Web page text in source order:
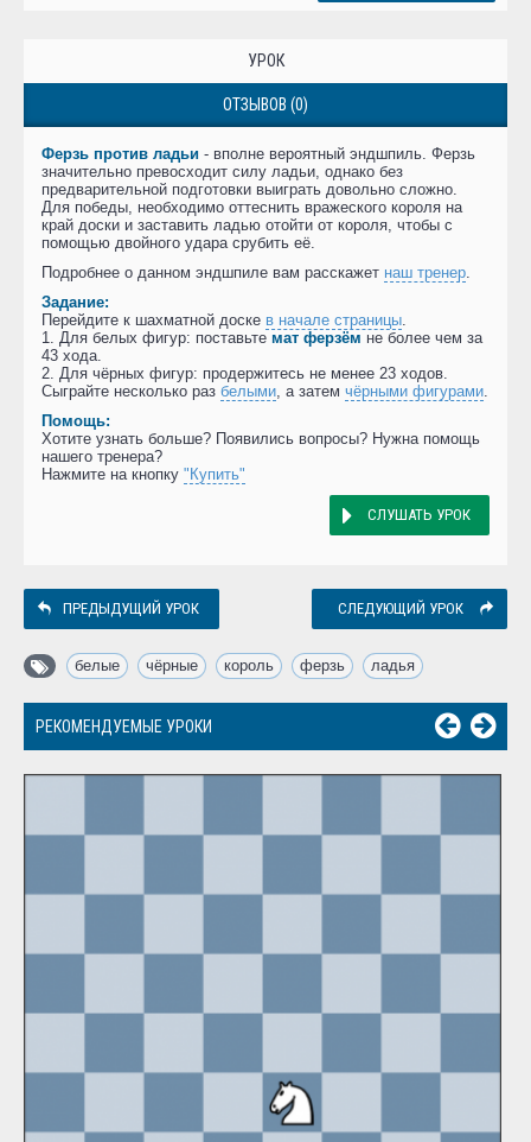
УРОК
ОТЗЫВОВ (0)
Ферзь против ладьи - вполне вероятный эндшпиль. Ферзь
значительно превосходит силу ладьи, однако без
предварительной подготовки выиграть довольно сложно.
Для победы, необходимо оттеснить вражеского короля на
край доски и заставить ладью отойти от короля, чтобы с
помощью двойного удара срубить её.
Подробнее о данном эндшпиле вам расскажет наш тренер.
Задание:
Перейдите к шахматной доске в начале страницы.
1. Для белых фигур: поставьте мат ферзём не более чем за
43 хода.
2. Для чёрных фигур: продержитесь не менее 23 ходов.
Сыграйте несколько раз белыми, а затем чёрными фигурами.
Помощь:
Хотите узнать больше? Появились вопросы? Нужна помощь
нашего тренера?
Нажмите на кнопку "Купить"
СЛУШАТЬ УРОК
ПРЕДЫДУЩИЙ УРОК СЛЕДУЮЩИЙ УРОК
белые чёрные король ферзь ладья
РЕКОМЕНДУЕМЫЕ УРОКИ